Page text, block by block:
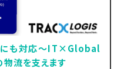
にも対応～IT×Global
流を支えます